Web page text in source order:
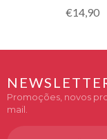
€14,90
Promoções, novos
mail.